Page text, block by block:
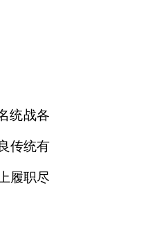
统战各
传统有
履职尽